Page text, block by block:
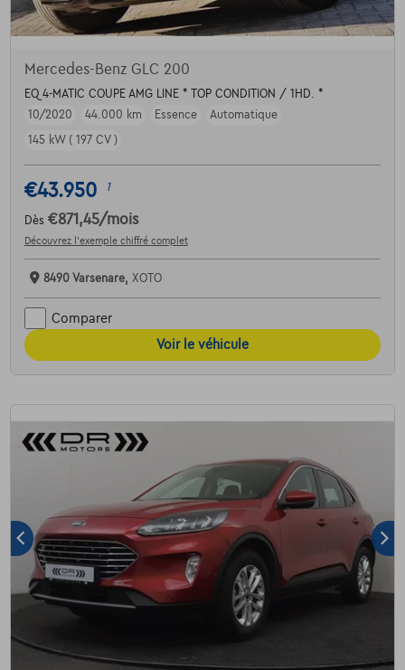
Mercedes-Benz GLC 200
EQ 4-MATIC COUPE AMG LINE * TOP CONDITION / 1HD. *
10/2020
44.000 km Essence
Automatique
145 kW ( 197 CV )
€43.950 1
Dès €871,45/mois
Découvrez l’exemple chiffré complet
8490 Varsenare, XOTO
Comparer
Voir le véhicule